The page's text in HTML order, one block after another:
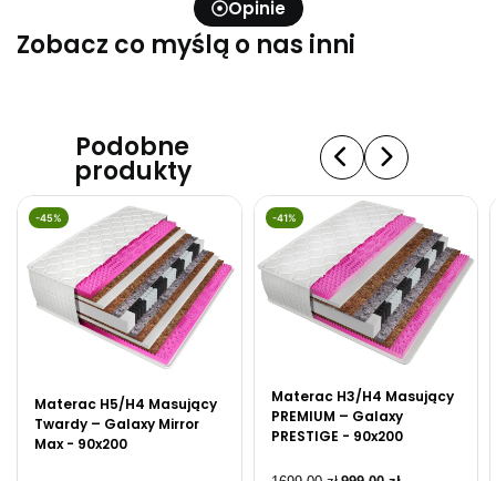
Opinie
Zobacz co myślą o nas inni
Podobne
produkty
-45%
Materac H5/H4 Masujący
Twardy – Galaxy Mirror
Max - 90x200
-41%
Materac H3/H4 Masujący
PREMIUM – Galaxy
PRESTIGE - 90x200